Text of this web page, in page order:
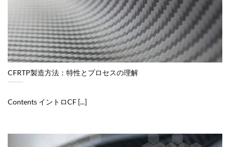
CFRTP製造方法：特性とプロセスの理解
Contents イントロCF [...]